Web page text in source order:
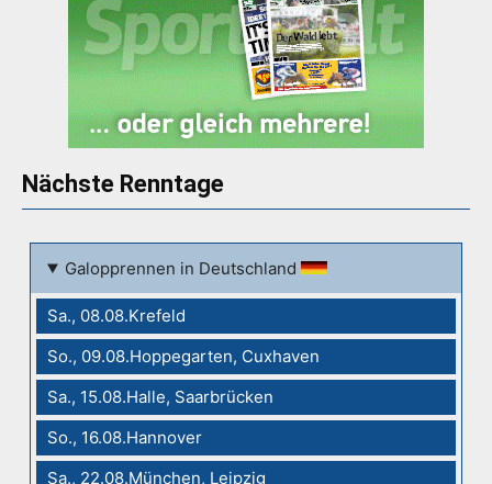
Nächste Renntage
Galopprennen in Deutschland
Sa., 08.08.Krefeld
So., 09.08.Hoppegarten, Cuxhaven
Sa., 15.08.Halle, Saarbrücken
So., 16.08.Hannover
Sa., 22.08.München, Leipzig